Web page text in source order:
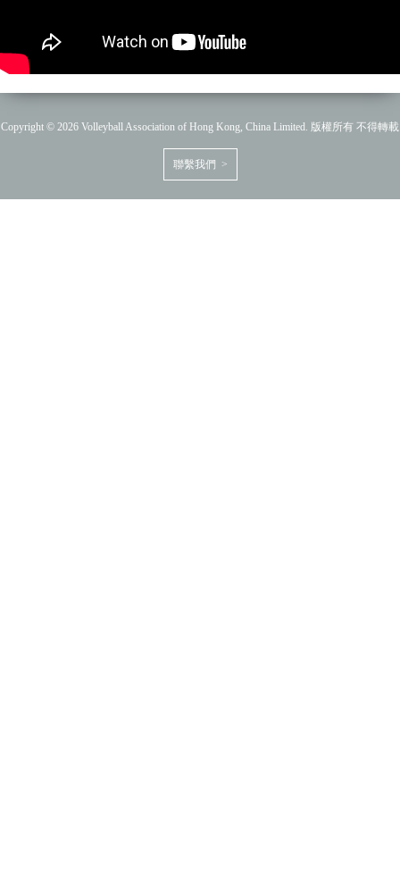
Copyright © 2026 Volleyball Association of Hong Kong, China Limited. 版權所有 不得轉載
聯繫我們 >